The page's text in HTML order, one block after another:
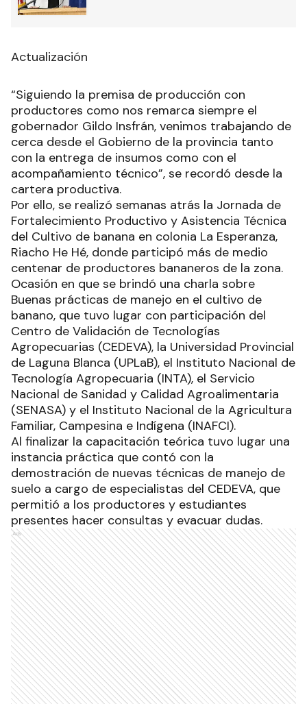
Actualización
“Siguiendo la premisa de producción con
productores como nos remarca siempre el
gobernador Gildo Insfrán, venimos trabajando de
cerca desde el Gobierno de la provincia tanto
con la entrega de insumos como con el
acompañamiento técnico”, se recordó desde la
cartera productiva.
Por ello, se realizó semanas atrás la Jornada de
Fortalecimiento Productivo y Asistencia Técnica
del Cultivo de banana en colonia La Esperanza,
Riacho He Hé, donde participó más de medio
centenar de productores bananeros de la zona.
Ocasión en que se brindó una charla sobre
Buenas prácticas de manejo en el cultivo de
banano, que tuvo lugar con participación del
Centro de Validación de Tecnologías
Agropecuarias (CEDEVA), la Universidad Provincial
de Laguna Blanca (UPLaB), el Instituto Nacional de
Tecnología Agropecuaria (INTA), el Servicio
Nacional de Sanidad y Calidad Agroalimentaria
(SENASA) y el Instituto Nacional de la Agricultura
Familiar, Campesina e Indígena (INAFCI).
Al finalizar la capacitación teórica tuvo lugar una
instancia práctica que contó con la
demostración de nuevas técnicas de manejo de
suelo a cargo de especialistas del CEDEVA, que
permitió a los productores y estudiantes
presentes hacer consultas y evacuar dudas.
Ads